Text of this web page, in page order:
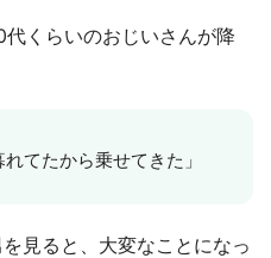
くらいのおじいさんが降
てたから乗せてきた」
見ると、大変なことになっ